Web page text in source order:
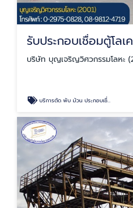
รับประกอบเชื่อมตู้โลเ
บริษัท บุญเจริญวิศวกรรมโลหะ
บริการตัด พับ ม้วน ประกอบเชื่อมเหล็ก-สแตนเลส